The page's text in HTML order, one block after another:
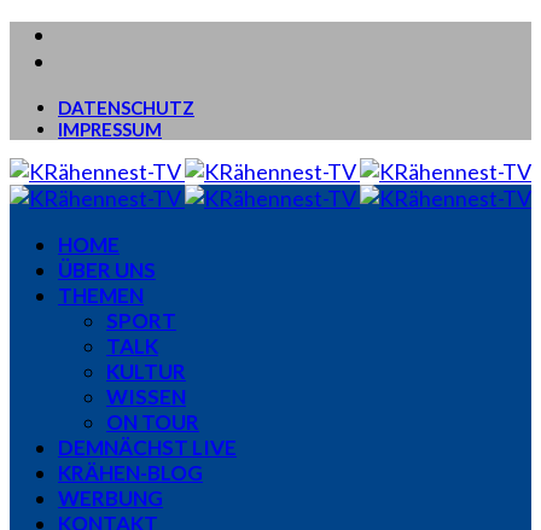
DATENSCHUTZ
IMPRESSUM
HOME
ÜBER UNS
THEMEN
SPORT
TALK
KULTUR
WISSEN
ON TOUR
DEMNÄCHST LIVE
KRÄHEN-BLOG
WERBUNG
KONTAKT